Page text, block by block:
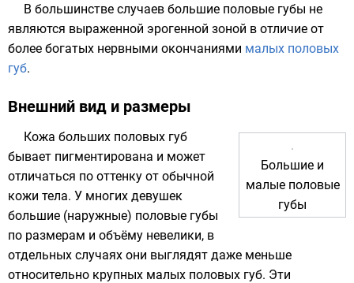
В большинстве случаев большие половые губы не
являются выраженной эрогенной зоной в отличие от
более богатых нервными окончаниями малых половых
губ.
Внешний вид и размеры
Большие и
малые половые
губы
Кожа больших половых губ
бывает пигментирована и может
отличаться по оттенку от обычной
кожи тела. У многих девушек
большие (наружные) половые губы
по размерам и объёму невелики, в
отдельных случаях они выглядят даже меньше
относительно крупных малых половых губ. Эти